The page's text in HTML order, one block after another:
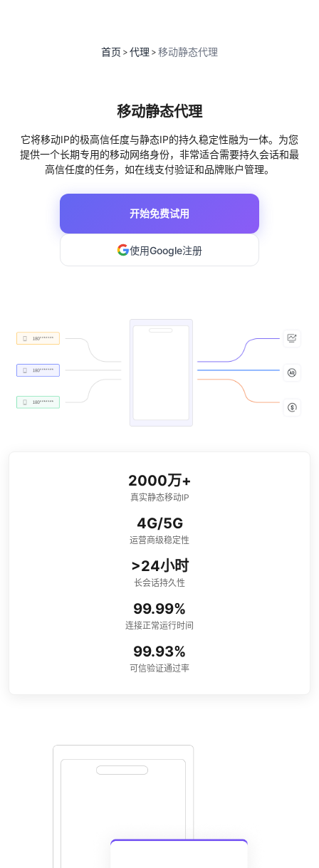
首页 > 代理 > 移动静态代理
移动静态代理
它将移动IP的极高信任度与静态IP的持久稳定性融为一体。为您
提供一个长期专用的移动网络身份，非常适合需要持久会话和最
高信任度的任务，如在线支付验证和品牌账户管理。
开始免费试用
使用Google注册
2000万+
真实静态移动IP
4G/5G
运营商级稳定性
>24小时
长会话持久性
99.99%
连接正常运行时间
99.93%
可信验证通过率